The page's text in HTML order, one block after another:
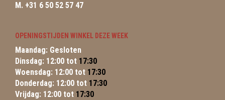
M. +31 6 50 52 57 47
OPENINGSTIJDEN WINKEL DEZE WEEK
Maandag: Gesloten
Dinsdag: 12:00 tot 17:30
Woensdag: 12:00 tot 17:30
Donderdag: 12:00 tot 17:30
Vrijdag: 12:00 tot 17:30